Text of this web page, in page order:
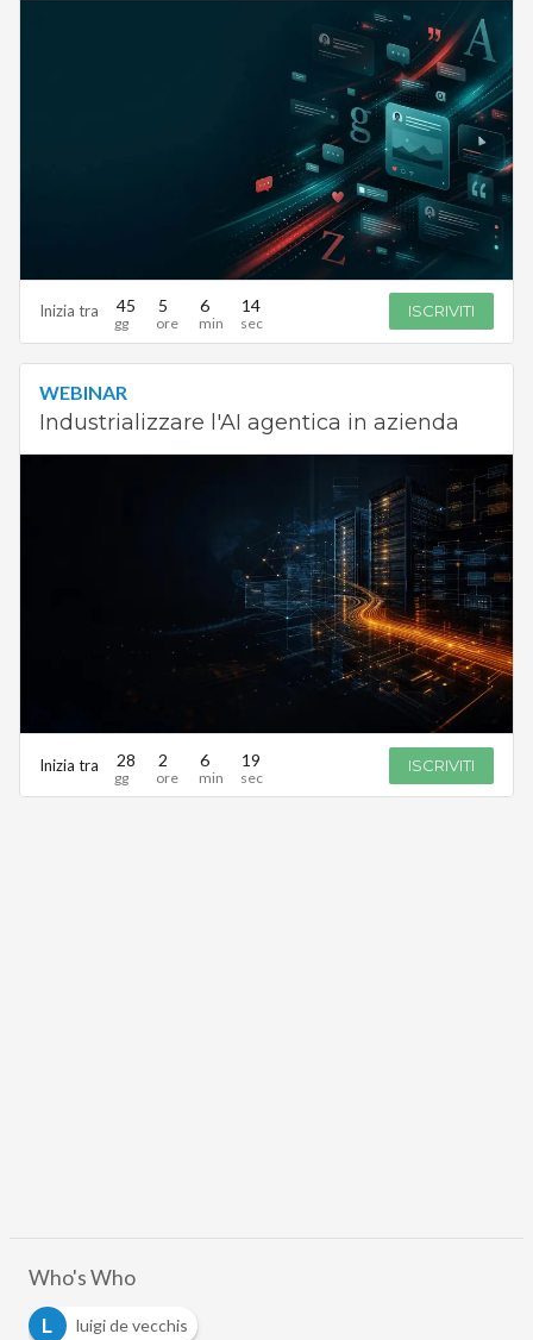
Inizia tra 45 5 6 13 ISCRIVITI
WEBINAR
Industrializzare l'AI agentica in azienda
Inizia tra 28 2 6 19 ISCRIVITI
Who's Who
L
luigi de vecchis